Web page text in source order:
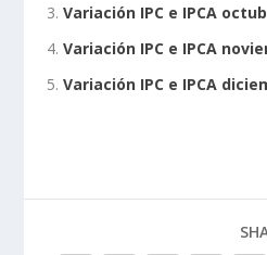
Variación IPC e IPCA
Variación IPC e IPCA
Variación IPC e IPCA